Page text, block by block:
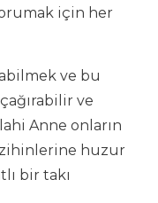
için her
ve bu
ve
Anne onların
huzur
bir takı